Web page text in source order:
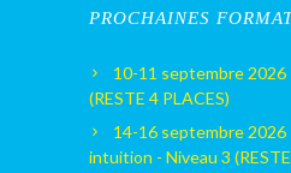
PROCHAINES
10-11 septembre
(RESTE 4 PLACES)
14-16 septembre
intuition - Niveau 3